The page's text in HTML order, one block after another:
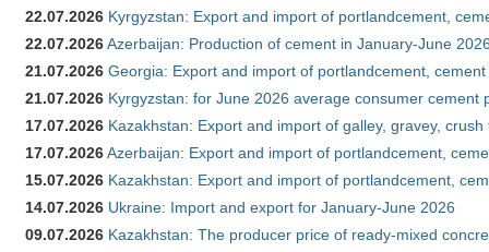
22.07.2026 Kyrgyzstan: Export and import of portlandcement,
22.07.2026Azerbaijan: Production of cement in January-June
21.07.2026 Georgia: Export and import of portlandcement,
21.07.2026 Kyrgyzstan: for June 2026 average consumer cement
17.07.2026 Kazakhstan: Export and import of galley, gravey,
17.07.2026Azerbaijan: Export and import of portlandcement,
15.07.2026 Kazakhstan: Export and import of portlandcement,
14.07.2026 Ukraine: Import and export for January-June 2026
09.07.2026 Kazakhstan: The producer price of ready-mixed